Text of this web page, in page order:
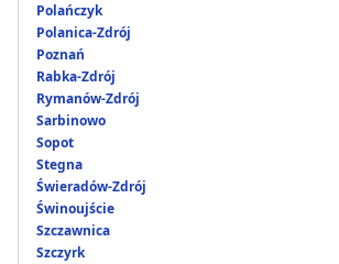
Polańczyk
Polanica-Zdrój
Poznań
Rabka-Zdrój
Rymanów-Zdrój
Sarbinowo
Sopot
Stegna
Świeradów-Zdrój
Świnoujście
Szczawnica
Szczyrk